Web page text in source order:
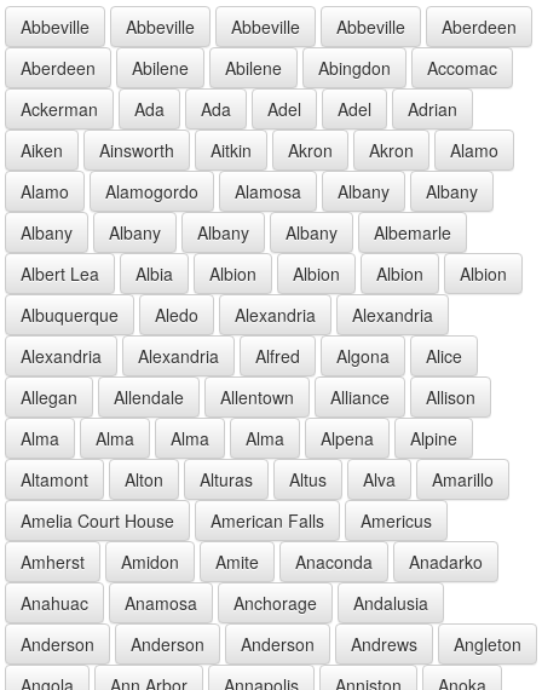
Abbeville Abbeville Abbeville Abbeville
Aberdeen
Aberdeen
Abilene Abilene Abingdon
Accomac
Ackerman
Ada Ada Adel Adel
Adrian
Aiken
Ainsworth Aitkin Akron Akron
Alamo
Alamo
Alamogordo Alamosa Albany
Albany
Albany
Albany Albany Albany
Albemarle
Albert Lea
Albia Albion Albion Albion
Albion
Albuquerque
Aledo Alexandria
Alexandria
Alexandria
Alexandria Alfred Algona
Alice
Allegan
Allendale Allentown Alliance
Allison
Alma
Alma Alma Alma Alpena
Alpine
Altamont
Alton Alturas Altus Alva
Amarillo
Amelia Court House
American Falls
Americus
Amherst
Amidon Amite Anaconda
Anadarko
Anahuac
Anamosa Anchorage
Andalusia
Anderson
Anderson Anderson Andrews
Angleton
Angola
Ann Arbor Annapolis Anniston
Anoka